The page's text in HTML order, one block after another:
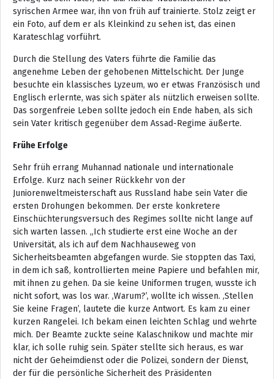
syrischen Armee war, ihn von früh auf trainierte. Stolz zeigt er
ein Foto, auf dem er als Kleinkind zu sehen ist, das einen
Karateschlag vorführt.
Durch die Stellung des Vaters führte die Familie das
angenehme Leben der gehobenen Mittelschicht. Der Junge
besuchte ein klassisches Lyzeum, wo er etwas Französisch und
Englisch erlernte, was sich später als nützlich erweisen sollte.
Das sorgenfreie Leben sollte jedoch ein Ende haben, als sich
sein Vater kritisch gegenüber dem Assad-Regime äußerte.
Frühe Erfolge
Sehr früh errang Muhannad nationale und internationale
Erfolge. Kurz nach seiner Rückkehr von der
Juniorenweltmeisterschaft aus Russland habe sein Vater die
ersten Drohungen bekommen. Der erste konkretere
Einschüchterungsversuch des Regimes sollte nicht lange auf
sich warten lassen. „Ich studierte erst eine Woche an der
Universität, als ich auf dem Nachhauseweg von
Sicherheitsbeamten abgefangen wurde. Sie stoppten das Taxi,
in dem ich saß, kontrollierten meine Papiere und befahlen mir,
mit ihnen zu gehen. Da sie keine Uniformen trugen, wusste ich
nicht sofort, was los war. ‚Warum?’, wollte ich wissen. ‚Stellen
Sie keine Fragen’, lautete die kurze Antwort. Es kam zu einer
kurzen Rangelei. Ich bekam einen leichten Schlag und wehrte
mich. Der Beamte zuckte seine Kalaschnikow und machte mir
klar, ich solle ruhig sein. Später stellte sich heraus, es war
nicht der Geheimdienst oder die Polizei, sondern der Dienst,
der für die persönliche Sicherheit des Präsidenten